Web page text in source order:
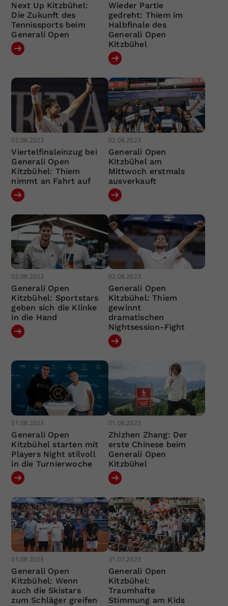
Next Up Kitzbühel:
Die Zukunft des
Tennissports beim
Generali Open
Wieder Partie
gedreht: Thiem im
Halbfinale des
Generali Open
Kitzbühel
02.08.2023
Viertelfinaleinzug bei
Generali Open
Kitzbühel: Thiem
nimmt an Fahrt auf
02.08.2023
Generali Open
Kitzbühel am
Mittwoch erstmals
ausverkauft
02.08.2023
Generali Open
Kitzbühel: Sportstars
geben sich die Klinke
in die Hand
02.08.2023
Generali Open
Kitzbühel: Thiem
gewinnt
dramatischen
Nightsession-Fight
01.08.2023
Generali Open
Kitzbühel starten mit
Players Night stilvoll
in die Turnierwoche
01.08.2023
Zhizhen Zhang: Der
erste Chinese beim
Generali Open
Kitzbühel
01.08.2023
Generali Open
Kitzbühel: Wenn
auch die Skistars
zum Schläger greifen
31.07.2023
Generali Open
Kitzbühel:
Traumhafte
Stimmung am Kids